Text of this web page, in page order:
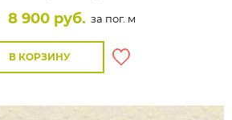
8 900 руб. за пог. м
В КОРЗИНУ